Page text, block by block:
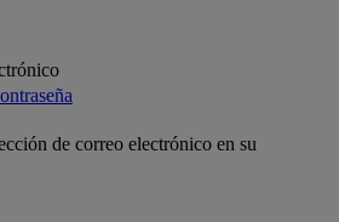
de correo electrónico en su